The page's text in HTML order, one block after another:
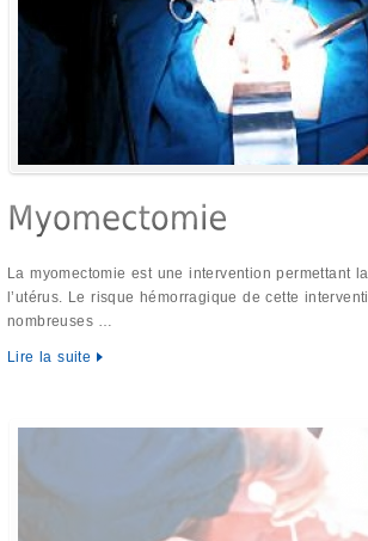
La myomectomie est une intervention permettant
l’utérus. Le risque hémorragique de cette
nombreuses …
Lire la suite